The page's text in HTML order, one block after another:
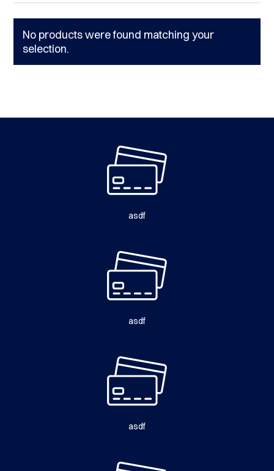
No products were found matching your
selection.
asdf
asdf
asdf